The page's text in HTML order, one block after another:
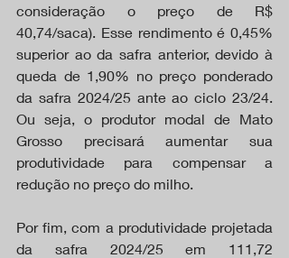
consideração o preço de R$
40,74/saca). Esse rendimento é 0,45%
superior ao da safra anterior, devido à
queda de 1,90% no preço ponderado
da safra 2024/25 ante ao ciclo 23/24.
Ou seja, o produtor modal de Mato
Grosso precisará aumentar sua
produtividade para compensar a
redução no preço do milho.
Por fim, com a produtividade projetada
da safra 2024/25 em 111,72